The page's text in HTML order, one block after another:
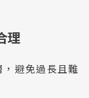
理
避免過長且難